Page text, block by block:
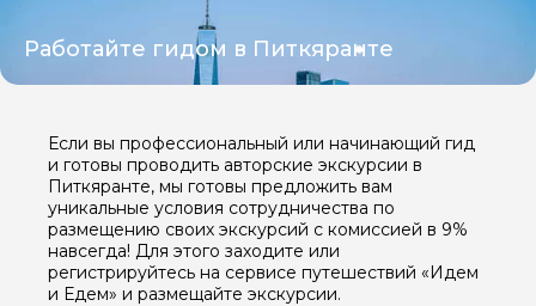
Работайте гидом в Питкяранте
Если вы профессиональный или начинающий гид
и готовы проводить авторские экскурсии в
Питкяранте, мы готовы предложить вам
уникальные условия сотрудничества по
размещению своих экскурсий с комиссией в 9%
навсегда! Для этого заходите или
регистрируйтесь на сервисе путешествий «Идем
и Едем» и размещайте экскурсии.